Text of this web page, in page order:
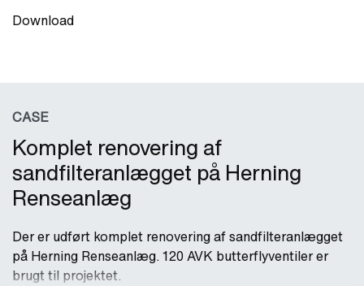
Download
CASE
Komplet renovering af
sandfilteranlægget på Herning
Renseanlæg
Der er udført komplet renovering af sandfilteranlægget
på Herning Renseanlæg. 120 AVK butterflyventiler er
brugt til projektet.